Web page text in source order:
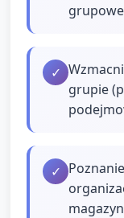
✓
grupie
✓